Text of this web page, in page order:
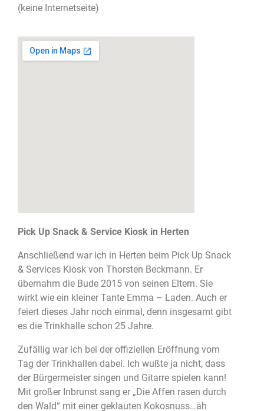
(keine Internetseite)
Pick Up Snack & Service Kiosk in Herten
Anschließend war ich in Herten beim Pick Up Snack
& Services Kiosk von Thorsten Beckmann. Er
übernahm die Bude 2015 von seinen Eltern. Sie
wirkt wie ein kleiner Tante Emma – Laden. Auch er
feiert dieses Jahr noch einmal, denn insgesamt gibt
es die Trinkhalle schon 25 Jahre.
Zufällig war ich bei der offiziellen Eröffnung vom
Tag der Trinkhallen dabei. Ich wußte ja nicht, dass
der Bürgermeister singen und Gitarre spielen kann!
Mit großer Inbrunst sang er „Die Affen rasen durch
den Wald“ mit einer geklauten Kokosnuss…äh